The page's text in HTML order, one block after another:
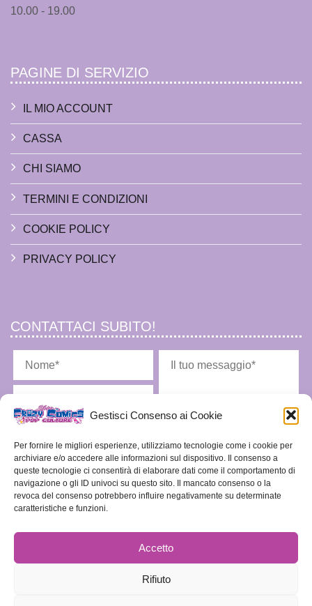
Gestisci Consenso ai Cookie
Per fornire le migliori esperienze, utilizziamo tecnologie come i cookie per
archiviare e/o accedere alle informazioni sul dispositivo. Il consenso a
queste tecnologie ci consentirà di elaborare dati come il comportamento di
navigazione o gli ID univoci su questo sito. Il mancato consenso o la
revoca del consenso potrebbero influire negativamente su determinate
caratteristiche e funzioni.
Accetto
Rifiuto
10.00 - 19.00
PAGINE DI SERVIZIO
IL MIO ACCOUNT
CASSA
CHI SIAMO
TERMINI E CONDIZIONI
COOKIE POLICY
PRIVACY POLICY
CONTATTACI SUBITO!
Ho letto l'informativa privacy e acconsento alla memorizzazione dei miei dati nel
vostro archivio secondo quanto stabilito dal regolamento europeo per la protezione dei
dati personali n. 679/2016, GDPR.